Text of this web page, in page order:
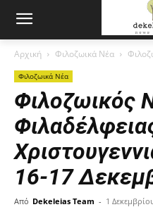
Αρχική Φιλοζωικά Νέα
Φιλοζωικά Νέα
Φιλοζωικός
16-17
Από Dekeleias Team - 1